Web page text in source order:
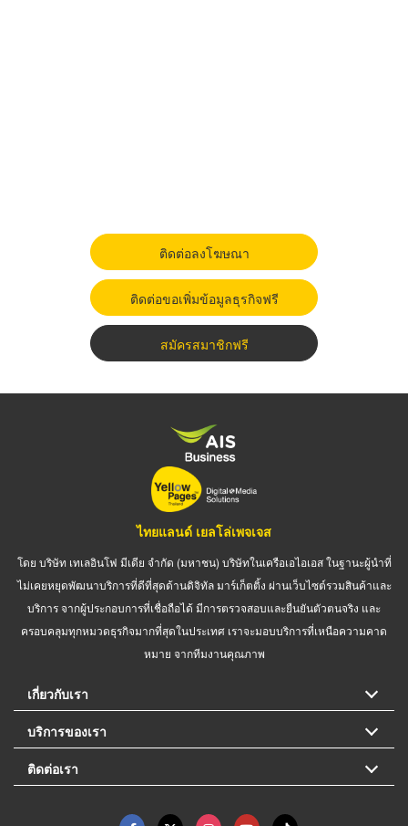
ติดต่อลงโฆษณา
ติดต่อขอเพิ่มข้อมูลธุรกิจฟรี
สมัครสมาชิกฟรี
ไทยแลนด์ เยลโล่เพจเจส
โดย บริษัท เทเลอินโฟ มีเดีย จำกัด (มหาชน) บริษัทในเครือเอไอเอส ในฐานะผู้นำที่
ไม่เคยหยุดพัฒนาบริการที่ดีที่สุดด้านดิจิทัล มาร์เก็ตติ้ง ผ่านเว็บไซต์รวมสินค้าและ
บริการ จากผู้ประกอบการที่เชื่อถือได้ มีการตรวจสอบและยืนยันตัวตนจริง และ
ครอบคลุมทุกหมวดธุรกิจมากที่สุดในประเทศ เราจะมอบบริการที่เหนือความคาด
หมาย จากทีมงานคุณภาพ
เกี่ยวกับเรา
บริการของเรา
ติดต่อเรา